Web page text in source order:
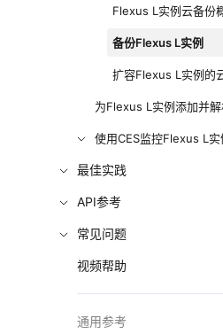
Flexus L实例云备份
备份Flexus L实例
扩容Flexus L实例的
为Flexus L实例添加并解
使用CES监控Flexus L实
最佳实践
API参考
常见问题
视频帮助
通用参考